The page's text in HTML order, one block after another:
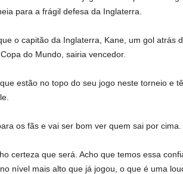
para a frágil defesa da Inglaterra.
o capitão da Inglaterra, Kane, um gol atrás
do Mundo, sairia vencedor.
estão no topo do seu jogo neste torneio e
os fãs e vai ser bom ver quem sai por cima.
certeza que será. Acho que temos essa
nível mais alto que já jogou, o que é uma